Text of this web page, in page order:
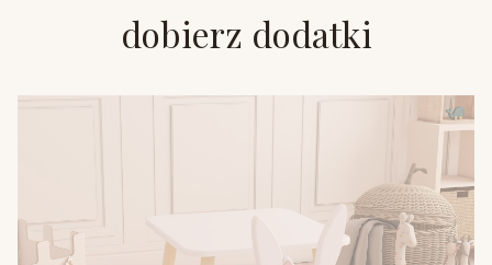
dobierz dodatki